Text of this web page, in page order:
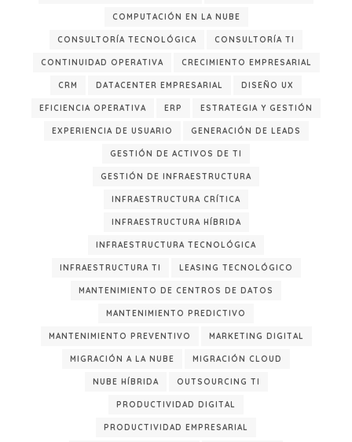
COMPUTACIÓN EN LA NUBE
CONSULTORÍA TECNOLÓGICA CONSULTORÍA TI
CONTINUIDAD OPERATIVA CRECIMIENTO EMPRESARIAL
CRM DATACENTER EMPRESARIAL DISEÑO UX
EFICIENCIA OPERATIVA ERP ESTRATEGIA Y GESTIÓN
EXPERIENCIA DE USUARIO GENERACIÓN DE LEADS
GESTIÓN DE ACTIVOS DE TI
GESTIÓN DE INFRAESTRUCTURA
INFRAESTRUCTURA CRÍTICA
INFRAESTRUCTURA HÍBRIDA
INFRAESTRUCTURA TECNOLÓGICA
INFRAESTRUCTURA TI LEASING TECNOLÓGICO
MANTENIMIENTO DE CENTROS DE DATOS
MANTENIMIENTO PREDICTIVO
MANTENIMIENTO PREVENTIVO MARKETING DIGITAL
MIGRACIÓN A LA NUBE MIGRACIÓN CLOUD
NUBE HÍBRIDA OUTSOURCING TI
PRODUCTIVIDAD DIGITAL
PRODUCTIVIDAD EMPRESARIAL